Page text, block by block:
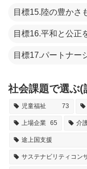
目標15.陸の豊かさ
目標16.平和と公正
目標17.パートナー
社会課題で選ぶ(
児童福祉 73
上場企業 65 介
途上国支援
サステナビリティコン